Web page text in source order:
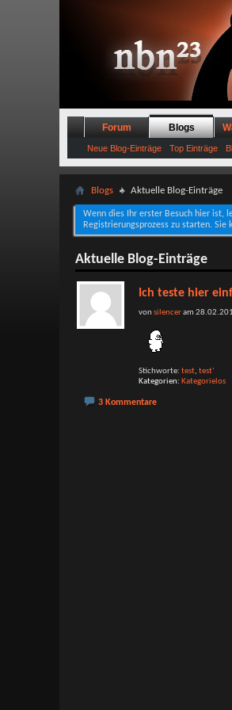
Forum Blogs
Neue Blog-Einträge Top Einträge
Blogs Aktuelle Blog-Einträge
Wenn dies Ihr erster Besuch hier ist,
Registrierungsprozess zu starten.
Aktuelle Blog-Einträge
Ich teste hier
von silenceram
Stichworte: test, test'
Kategorien Kategorielos
3 Kommentare